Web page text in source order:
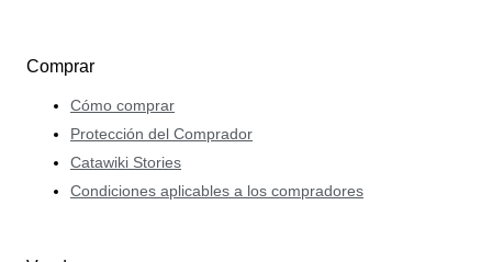
Comprar
Cómo comprar
Protección del Comprador
Catawiki Stories
Condiciones aplicables a los compradores